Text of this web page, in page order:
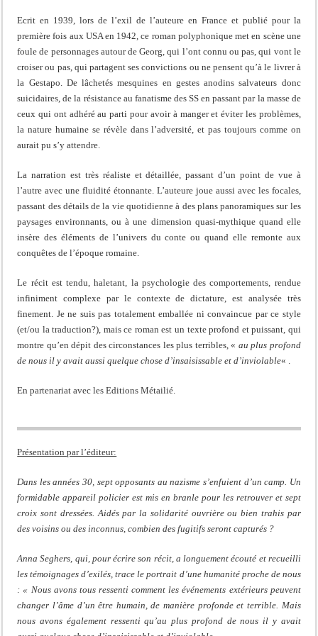
Ecrit en 1939, lors de l’exil de l’auteure en France et publié pour la
première fois aux USA en 1942, ce roman polyphonique met en scène une
foule de personnages autour de Georg, qui l’ont connu ou pas, qui vont le
croiser ou pas, qui partagent ses convictions ou ne pensent qu’à le livrer à
la Gestapo. De lâchetés mesquines en gestes anodins salvateurs donc
suicidaires, de la résistance au fanatisme des SS en passant par la masse de
ceux qui ont adhéré au parti pour avoir à manger et éviter les problèmes,
la nature humaine se révèle dans l’adversité, et pas toujours comme on
aurait pu s’y attendre.
La narration est très réaliste et détaillée, passant d’un point de vue à
l’autre avec une fluidité étonnante. L’auteure joue aussi avec les focales,
passant des détails de la vie quotidienne à des plans panoramiques sur les
paysages environnants, ou à une dimension quasi-mythique quand elle
insère des éléments de l’univers du conte ou quand elle remonte aux
conquêtes de l’époque romaine.
Le récit est tendu, haletant, la psychologie des comportements, rendue
infiniment complexe par le contexte de dictature, est analysée très
finement. Je ne suis pas totalement emballée ni convaincue par ce style
(et/ou la traduction?), mais ce roman est un texte profond et puissant, qui
montre qu’en dépit des circonstances les plus terribles, « au plus profond
de nous il y avait aussi quelque chose d’insaisissable et d’inviolable« .
En partenariat avec les Editions Métailié.
Présentation par l’éditeur:
Dans les années 30, sept opposants au nazisme s’enfuient d’un camp. Un
formidable appareil policier est mis en branle pour les retrouver et sept
croix sont dressées. Aidés par la solidarité ouvrière ou bien trahis par
des voisins ou des inconnus, combien des fugitifs seront capturés ?
Anna Seghers, qui, pour écrire son récit, a longuement écouté et recueilli
les témoignages d’exilés, trace le portrait d’une humanité proche de nous
: « Nous avons tous ressenti comment les événements extérieurs peuvent
changer l’âme d’un être humain, de manière profonde et terrible. Mais
nous avons également ressenti qu’au plus profond de nous il y avait